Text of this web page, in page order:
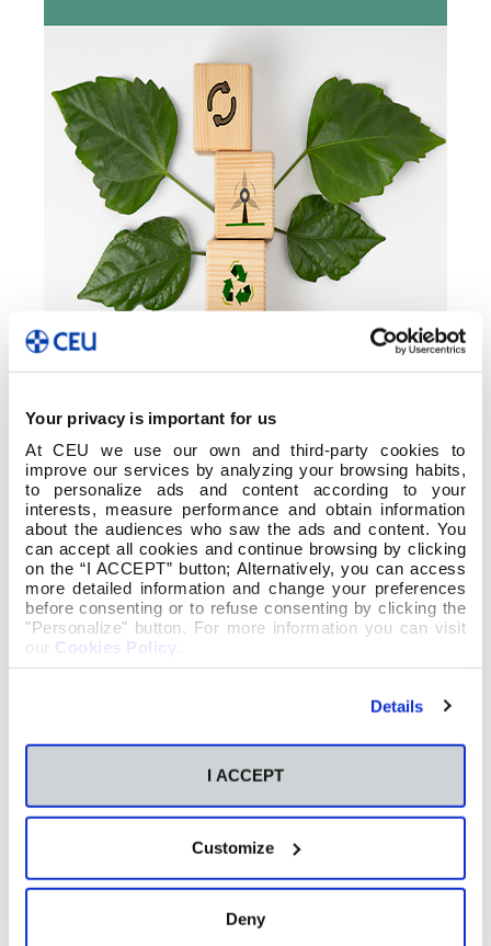
Your privacy is important for us
At CEU we use our own and third-party cookies to
improve our services by analyzing your browsing habits,
to personalize ads and content according to your
interests, measure performance and obtain information
about the audiences who saw the ads and content. You
can accept all cookies and continue browsing by clicking
on the “I ACCEPT” button; Alternatively, you can access
more detailed information and change your preferences
before consenting or to refuse consenting by clicking the
"Personalize" button. For more information you can visit
our Cookies Policy
Details
I ACCEPT
Customize
Deny
ElCódigo de Conducta de nuestra Fundación
San Pablo CEU asume tres compromisos
globales, uno de los cuales es laSostenibilidad.
(¿Conoces los otros dos?). Sin embargo, el
concepto de sostenibilidad puede resultar
La profesora Marta Blanco Navarro, de la Escuela
Universitaria de Magisterio CEU de Vigo,
algunas de estas ambigüedades, así
como el significado de la dimensión sociocultural
“Persona y sostenibilidad ecológica” que acaba
de publicarse en acceso abierto en Dykinson